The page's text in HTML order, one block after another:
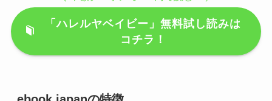
ebook japanの特徴